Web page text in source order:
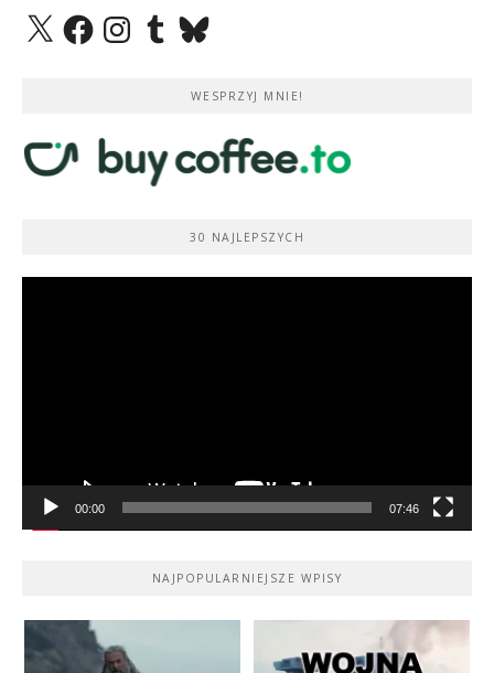
X FacebookInstagramTumblrBluesky
WESPRZYJ MNIE!
30 NAJLEPSZYCH
00:00 07:46
NAJPOPULARNIEJSZE WPISY